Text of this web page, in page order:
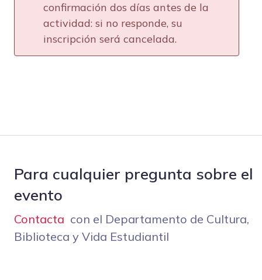
confirmación dos días antes de la
actividad: si no responde, su
inscripción será cancelada.
Para cualquier pregunta sobre el
evento
Contacta con el Departamento de Cultura,
Biblioteca y Vida Estudiantil